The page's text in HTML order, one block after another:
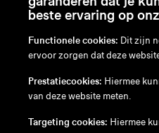
en/nl/fr/de
Disclaimer
Cookiebeleid
beste ervaring op
Functionele cookies: Dit zijn
ervoor zorgen dat deze
Prestatiecookies: Hiermee
van deze website meten.
Targeting cookies: Hiermee